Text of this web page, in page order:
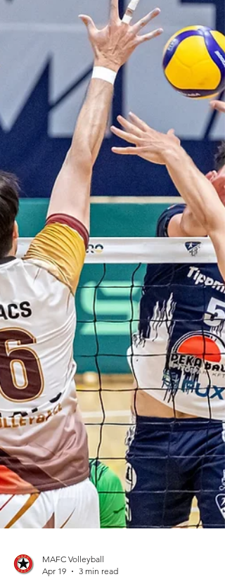
egy végig kontroll alatt tartott találkozón
s győzelmet arattunk. Bár a mérkőzés nem
hozott végig kiélezett, magas hőfokú
a kulcspillanatokban rendre pontosabban
higgadtabban röplabdáztunk, amivel fontos
előnybe kerültünk a párharcban. 1. szett –
Szoros végjátékban maradtunk
higgadtabbak (26–24) Jól kezdtük a
mérkőzést, az első labdamenetektől
stabilabban és tudatosabban játsz